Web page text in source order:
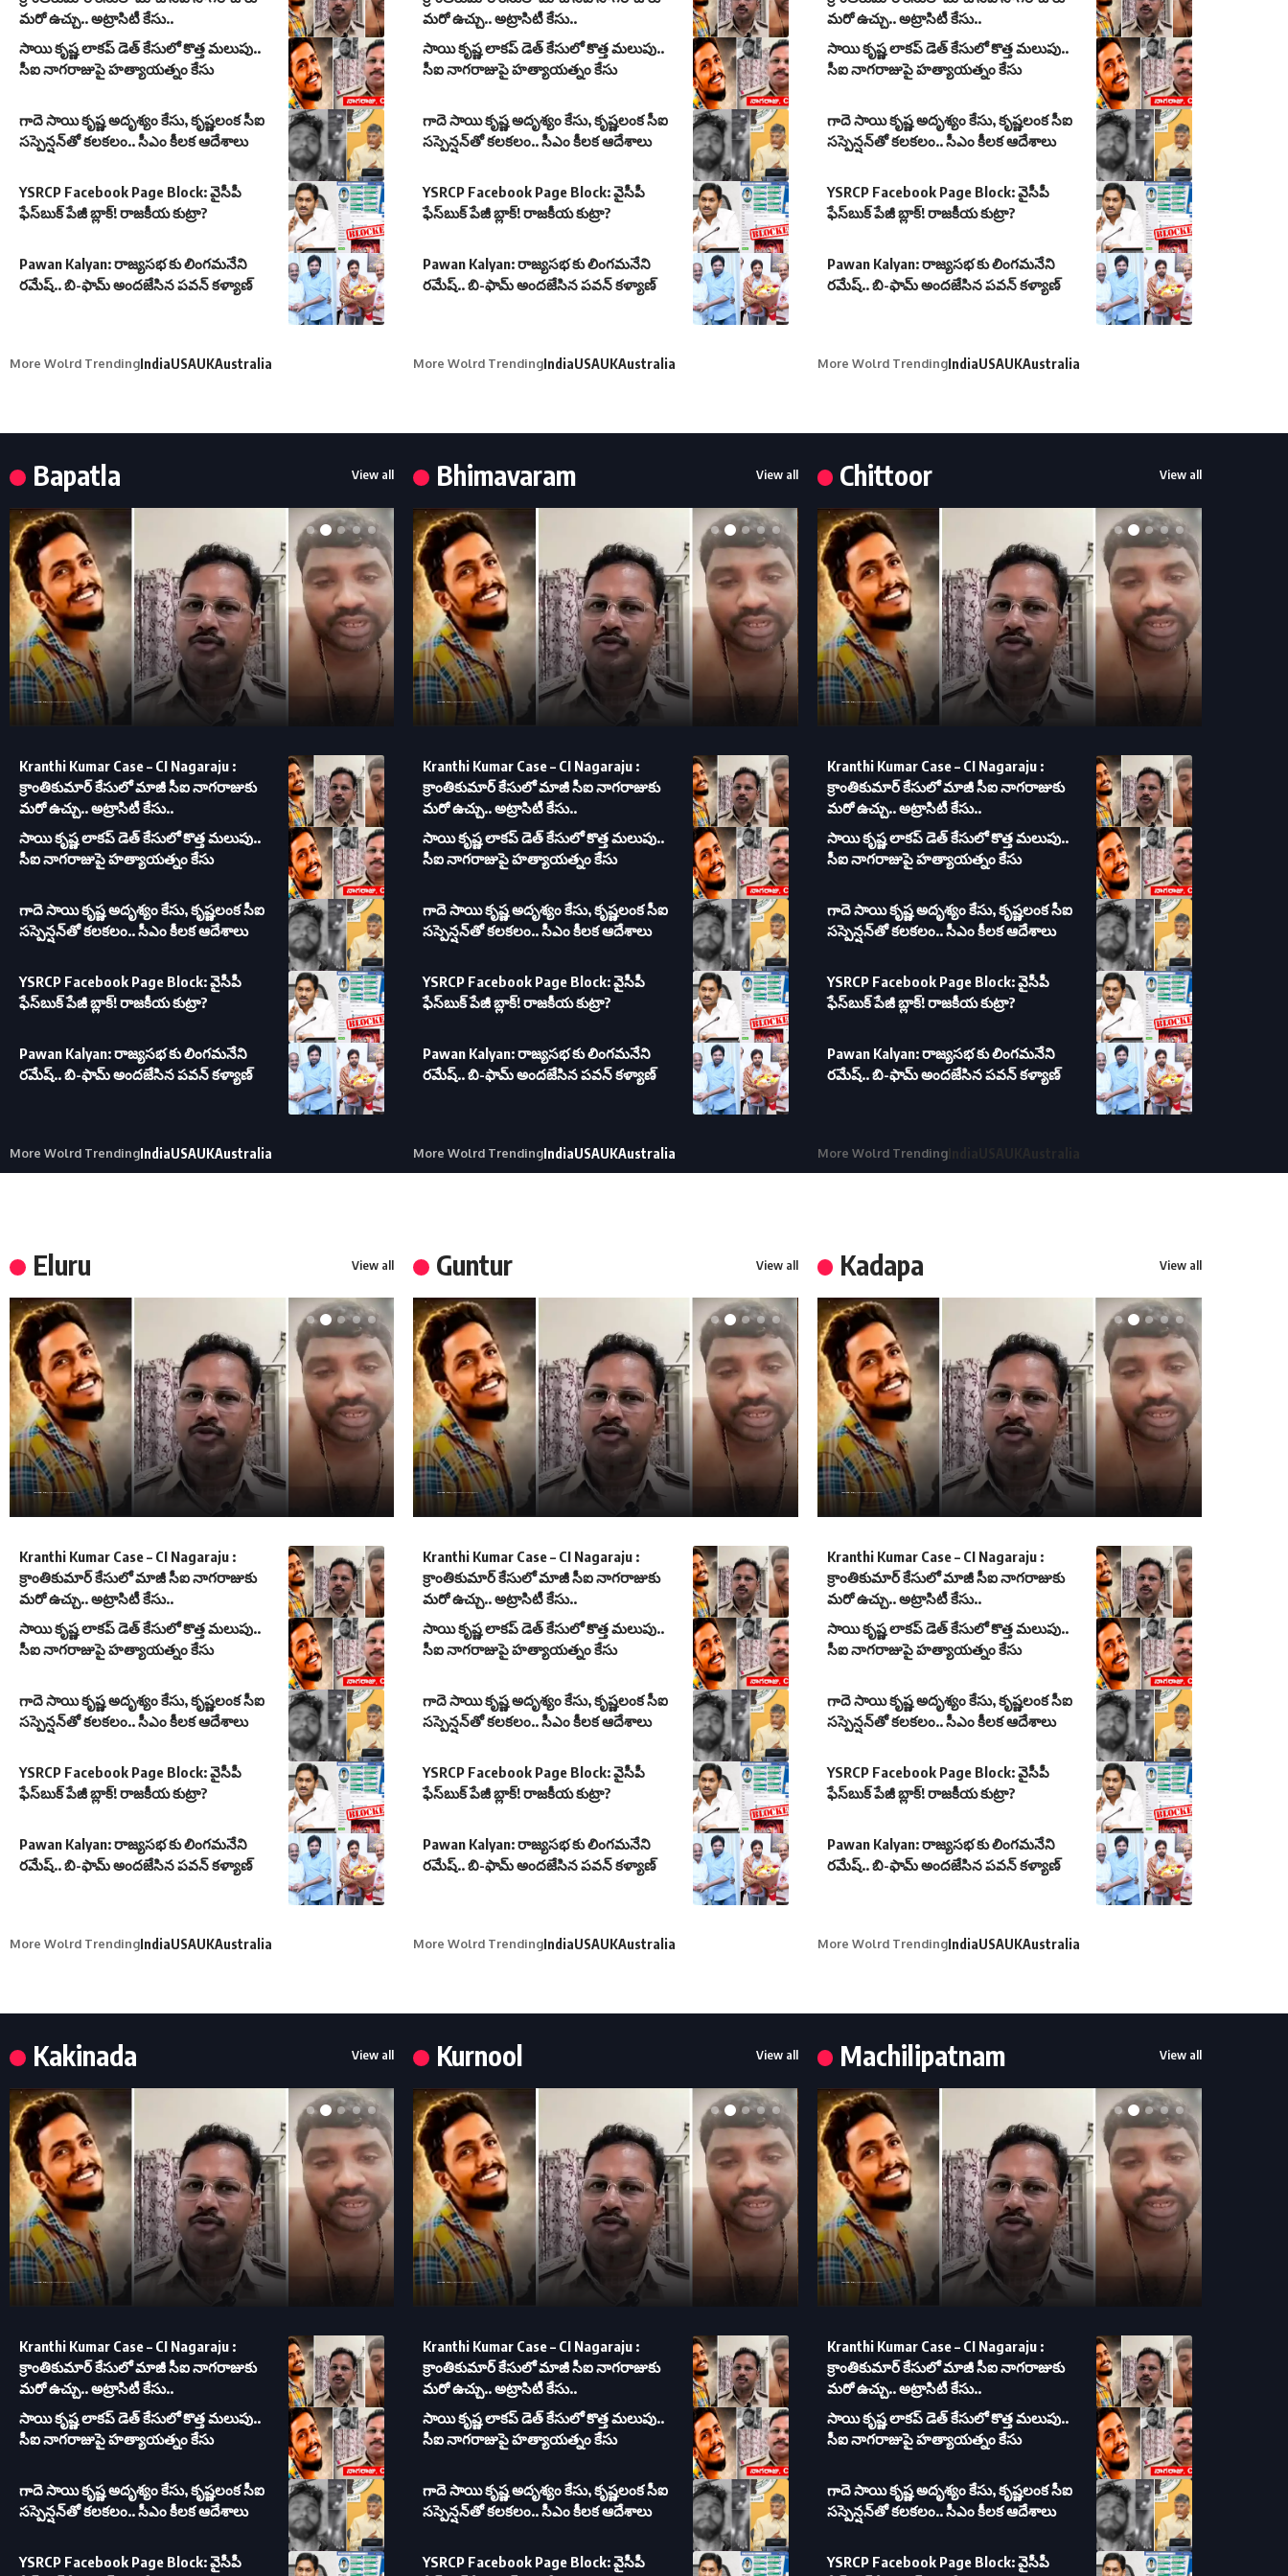
మరో ఉచ్చు.. అట్రాసిటీ కేసు..
సాయి కృష్ణ లాకప్ డెత్ కేసులో కొత్త మలుపు..
సీఐ నాగరాజుపై హత్యాయత్నం కేసు
గాదె సాయి కృష్ణ అదృశ్యం కేసు, కృష్ణలంక సీఐ
సస్పెన్షన్‌తో కలకలం.. సీఎం కీలక ఆదేశాలు
YSRCP Facebook Page Block: వైసీపీ
ఫేస్‌బుక్ పేజీ బ్లాక్! రాజకీయ కుట్రా?
Pawan Kalyan: రాజ్యసభ కు లింగమనేని
రమేష్.. బి-ఫామ్ అందజేసిన పవన్ కళ్యాణ్
More Wolrd TrendingIndiaUSAUKAustralia
మరో ఉచ్చు.. అట్రాసిటీ కేసు..
సాయి కృష్ణ లాకప్ డెత్ కేసులో కొత్త మలుపు..
సీఐ నాగరాజుపై హత్యాయత్నం కేసు
గాదె సాయి కృష్ణ అదృశ్యం కేసు, కృష్ణలంక సీఐ
సస్పెన్షన్‌తో కలకలం.. సీఎం కీలక ఆదేశాలు
YSRCP Facebook Page Block: వైసీపీ
ఫేస్‌బుక్ పేజీ బ్లాక్! రాజకీయ కుట్రా?
Pawan Kalyan: రాజ్యసభ కు లింగమనేని
రమేష్.. బి-ఫామ్ అందజేసిన పవన్ కళ్యాణ్
More Wolrd TrendingIndiaUSAUKAustralia
మరో ఉచ్చు.. అట్రాసిటీ కేసు..
సాయి కృష్ణ లాకప్ డెత్ కేసులో కొత్త మలుపు..
సీఐ నాగరాజుపై హత్యాయత్నం కేసు
గాదె సాయి కృష్ణ అదృశ్యం కేసు, కృష్ణలంక సీఐ
సస్పెన్షన్‌తో కలకలం.. సీఎం కీలక ఆదేశాలు
YSRCP Facebook Page Block: వైసీపీ
ఫేస్‌బుక్ పేజీ బ్లాక్! రాజకీయ కుట్రా?
Pawan Kalyan: రాజ్యసభ కు లింగమనేని
రమేష్.. బి-ఫామ్ అందజేసిన పవన్ కళ్యాణ్
More Wolrd TrendingIndiaUSAUKAustralia
Bapatla View all
Kranthi Kumar Case – CI Nagaraju :
క్రాంతికుమార్ కేసులో మాజీ సీఐ నాగరాజుకు
మరో ఉచ్చు.. అట్రాసిటీ కేసు..
సాయి కృష్ణ లాకప్ డెత్ కేసులో కొత్త మలుపు..
సీఐ నాగరాజుపై హత్యాయత్నం కేసు
గాదె సాయి కృష్ణ అదృశ్యం కేసు, కృష్ణలంక సీఐ
సస్పెన్షన్‌తో కలకలం.. సీఎం కీలక ఆదేశాలు
YSRCP Facebook Page Block: వైసీపీ
ఫేస్‌బుక్ పేజీ బ్లాక్! రాజకీయ కుట్రా?
Pawan Kalyan: రాజ్యసభ కు లింగమనేని
రమేష్.. బి-ఫామ్ అందజేసిన పవన్ కళ్యాణ్
More Wolrd TrendingIndiaUSAUKAustralia
Bhimavaram View all
Kranthi Kumar Case – CI Nagaraju :
క్రాంతికుమార్ కేసులో మాజీ సీఐ నాగరాజుకు
మరో ఉచ్చు.. అట్రాసిటీ కేసు..
సాయి కృష్ణ లాకప్ డెత్ కేసులో కొత్త మలుపు..
సీఐ నాగరాజుపై హత్యాయత్నం కేసు
గాదె సాయి కృష్ణ అదృశ్యం కేసు, కృష్ణలంక సీఐ
సస్పెన్షన్‌తో కలకలం.. సీఎం కీలక ఆదేశాలు
YSRCP Facebook Page Block: వైసీపీ
ఫేస్‌బుక్ పేజీ బ్లాక్! రాజకీయ కుట్రా?
Pawan Kalyan: రాజ్యసభ కు లింగమనేని
రమేష్.. బి-ఫామ్ అందజేసిన పవన్ కళ్యాణ్
More Wolrd TrendingIndiaUSAUKAustralia
Chittoor View all
Kranthi Kumar Case – CI Nagaraju :
క్రాంతికుమార్ కేసులో మాజీ సీఐ నాగరాజుకు
మరో ఉచ్చు.. అట్రాసిటీ కేసు..
సాయి కృష్ణ లాకప్ డెత్ కేసులో కొత్త మలుపు..
సీఐ నాగరాజుపై హత్యాయత్నం కేసు
గాదె సాయి కృష్ణ అదృశ్యం కేసు, కృష్ణలంక సీఐ
సస్పెన్షన్‌తో కలకలం.. సీఎం కీలక ఆదేశాలు
YSRCP Facebook Page Block: వైసీపీ
ఫేస్‌బుక్ పేజీ బ్లాక్! రాజకీయ కుట్రా?
Pawan Kalyan: రాజ్యసభ కు లింగమనేని
రమేష్.. బి-ఫామ్ అందజేసిన పవన్ కళ్యాణ్
More Wolrd TrendingIndia
Eluru View all
Kranthi Kumar Case – CI Nagaraju :
క్రాంతికుమార్ కేసులో మాజీ సీఐ నాగరాజుకు
మరో ఉచ్చు.. అట్రాసిటీ కేసు..
సాయి కృష్ణ లాకప్ డెత్ కేసులో కొత్త మలుపు..
సీఐ నాగరాజుపై హత్యాయత్నం కేసు
గాదె సాయి కృష్ణ అదృశ్యం కేసు, కృష్ణలంక సీఐ
సస్పెన్షన్‌తో కలకలం.. సీఎం కీలక ఆదేశాలు
YSRCP Facebook Page Block: వైసీపీ
ఫేస్‌బుక్ పేజీ బ్లాక్! రాజకీయ కుట్రా?
Pawan Kalyan: రాజ్యసభ కు లింగమనేని
రమేష్.. బి-ఫామ్ అందజేసిన పవన్ కళ్యాణ్
More Wolrd TrendingIndiaUSAUKAustralia
Guntur View all
Kranthi Kumar Case – CI Nagaraju :
క్రాంతికుమార్ కేసులో మాజీ సీఐ నాగరాజుకు
మరో ఉచ్చు.. అట్రాసిటీ కేసు..
సాయి కృష్ణ లాకప్ డెత్ కేసులో కొత్త మలుపు..
సీఐ నాగరాజుపై హత్యాయత్నం కేసు
గాదె సాయి కృష్ణ అదృశ్యం కేసు, కృష్ణలంక సీఐ
సస్పెన్షన్‌తో కలకలం.. సీఎం కీలక ఆదేశాలు
YSRCP Facebook Page Block: వైసీపీ
ఫేస్‌బుక్ పేజీ బ్లాక్! రాజకీయ కుట్రా?
Pawan Kalyan: రాజ్యసభ కు లింగమనేని
రమేష్.. బి-ఫామ్ అందజేసిన పవన్ కళ్యాణ్
More Wolrd TrendingIndiaUSAUKAustralia
Kadapa View all
Kranthi Kumar Case – CI Nagaraju :
క్రాంతికుమార్ కేసులో మాజీ సీఐ నాగరాజుకు
మరో ఉచ్చు.. అట్రాసిటీ కేసు..
సాయి కృష్ణ లాకప్ డెత్ కేసులో కొత్త మలుపు..
సీఐ నాగరాజుపై హత్యాయత్నం కేసు
గాదె సాయి కృష్ణ అదృశ్యం కేసు, కృష్ణలంక సీఐ
సస్పెన్షన్‌తో కలకలం.. సీఎం కీలక ఆదేశాలు
YSRCP Facebook Page Block: వైసీపీ
ఫేస్‌బుక్ పేజీ బ్లాక్! రాజకీయ కుట్రా?
Pawan Kalyan: రాజ్యసభ కు లింగమనేని
రమేష్.. బి-ఫామ్ అందజేసిన పవన్ కళ్యాణ్
More Wolrd TrendingIndiaUSAUKAustralia
Kakinada View all
Kranthi Kumar Case – CI Nagaraju :
క్రాంతికుమార్ కేసులో మాజీ సీఐ నాగరాజుకు
మరో ఉచ్చు.. అట్రాసిటీ కేసు..
సాయి కృష్ణ లాకప్ డెత్ కేసులో కొత్త మలుపు..
సీఐ నాగరాజుపై హత్యాయత్నం కేసు
గాదె సాయి కృష్ణ అదృశ్యం కేసు, కృష్ణలంక సీఐ
సస్పెన్షన్‌తో కలకలం.. సీఎం కీలక ఆదేశాలు
YSRCP Facebook Page Block: వైసీపీ
Kurnool View all
Kranthi Kumar Case – CI Nagaraju :
క్రాంతికుమార్ కేసులో మాజీ సీఐ నాగరాజుకు
మరో ఉచ్చు.. అట్రాసిటీ కేసు..
సాయి కృష్ణ లాకప్ డెత్ కేసులో కొత్త మలుపు..
సీఐ నాగరాజుపై హత్యాయత్నం కేసు
గాదె సాయి కృష్ణ అదృశ్యం కేసు, కృష్ణలంక సీఐ
సస్పెన్షన్‌తో కలకలం.. సీఎం కీలక ఆదేశాలు
YSRCP Facebook Page Block: వైసీపీ
Machilipatnam View all
Kranthi Kumar Case – CI Nagaraju :
క్రాంతికుమార్ కేసులో మాజీ సీఐ నాగరాజుకు
మరో ఉచ్చు.. అట్రాసిటీ కేసు..
సాయి కృష్ణ లాకప్ డెత్ కేసులో కొత్త మలుపు..
సీఐ నాగరాజుపై హత్యాయత్నం కేసు
గాదె సాయి కృష్ణ అదృశ్యం కేసు, కృష్ణలంక సీఐ
సస్పెన్షన్‌తో కలకలం.. సీఎం కీలక ఆదేశాలు
YSRCP Facebook Page Block: వైసీపీ